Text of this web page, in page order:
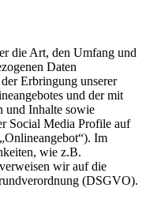
die Art, den Umfang und
Daten
Erbringung unserer
und der mit
und Inhalte sowie
Social Media Profile auf
Im
wie z.B.
wir auf die
(DSGVO).